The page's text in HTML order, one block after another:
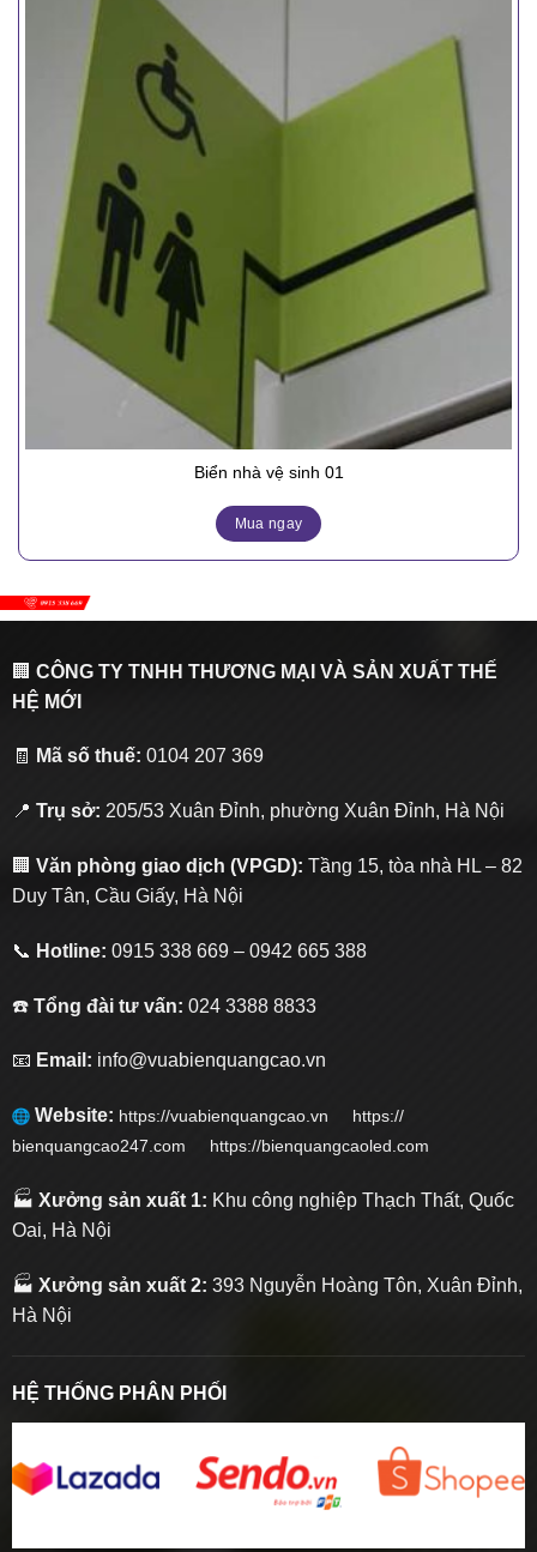
Biển nhà vệ sinh 01
Mua ngay
🏢 CÔNG TY TNHH THƯƠNG MẠI VÀ SẢN XUẤT THẾ
HỆ MỚI
🧾 Mã số thuế: 0104 207 369
📍 Trụ sở: 205/53 Xuân Đỉnh, phường Xuân Đỉnh, Hà Nội
🏢 Văn phòng giao dịch (VPGD): Tầng 15, tòa nhà HL – 82
Duy Tân, Cầu Giấy, Hà Nội
📞 Hotline: 0915 338 669 – 0942 665 388
☎️ Tổng đài tư vấn: 024 3388 8833
📧 Email: info@vuabienquangcao.vn
Website: https://vuabienquangcao.vn https://
bienquangcao247.com https://bienquangcaoled.com
🏭 Xưởng sản xuất 1: Khu công nghiệp Thạch Thất, Quốc
Oai, Hà Nội
🏭 Xưởng sản xuất 2: 393 Nguyễn Hoàng Tôn, Xuân Đỉnh,
Hà Nội
HỆ THỐNG PHÂN PHỐI